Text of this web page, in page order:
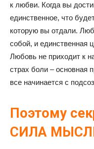
к любви. Когда вы
единственное, что
которую вы отдали.
собой, и единственная
Любовь не приходит к
страх боли – основная
все начинается с
Поэтому
СИЛА